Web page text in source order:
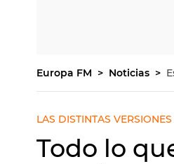
Europa FM Noticias
LAS DISTINTAS VERSIONES
Todo lo